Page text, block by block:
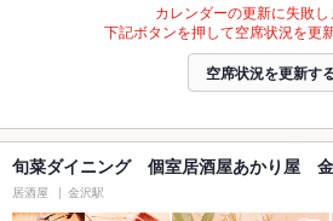
カレンダーの更新に失敗し
下記ボタンを押して空席状況を更
空席状況を更新す
旬菜ダイニング 個室居酒屋あかり屋
居酒屋 金沢駅